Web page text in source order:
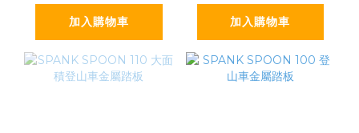
加入購物車 加入購物車